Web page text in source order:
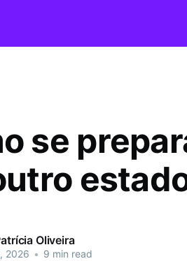
se
Oliveira
2026 • 9 min read